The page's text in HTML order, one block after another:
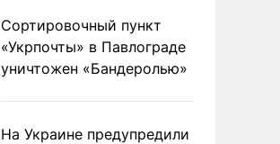
Сортировочный пункт
«Укрпочты» в Павлограде
уничтожен «Бандеролью»
На Украине предупредили